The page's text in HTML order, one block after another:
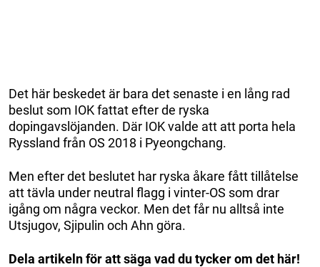
Det här beskedet är bara det senaste i en lång rad
beslut som IOK fattat efter de ryska
dopingavslöjanden. Där IOK valde att att porta hela
Ryssland från OS 2018 i Pyeongchang.
Men efter det beslutet har ryska åkare fått tillåtelse
att tävla under neutral flagg i vinter-OS som drar
igång om några veckor. Men det får nu alltså inte
Utsjugov, Sjipulin och Ahn göra.
Dela artikeln för att säga vad du tycker om det här!